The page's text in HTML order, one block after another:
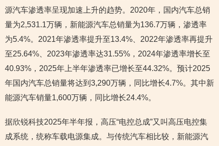
源汽车渗透率呈现加速上升的趋势。2020年，国内汽车总销
量为2,531.1万辆，新能源汽车总销量为136.7万辆，渗透率
为5.4%。2021年渗透率提升至13.4%、2022年渗透率再提升
至25.64%、2023年渗透率达31.55%，2024年渗透率增长至
40.93%，2025年上半年渗透率已增长至44.32%。预计2025
年国内汽车总销量将达到3,290万辆，同比增长4.7%。其中新
能源汽车销量1,600万辆，同比增长24.4%。
据欣锐科技2025年半年报，高压“电控总成”又叫高压电控集
成系统，统称车载电源集成。与传统汽车相比较，新能源汽